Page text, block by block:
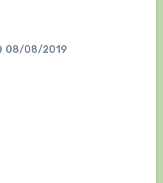
08/08/2019